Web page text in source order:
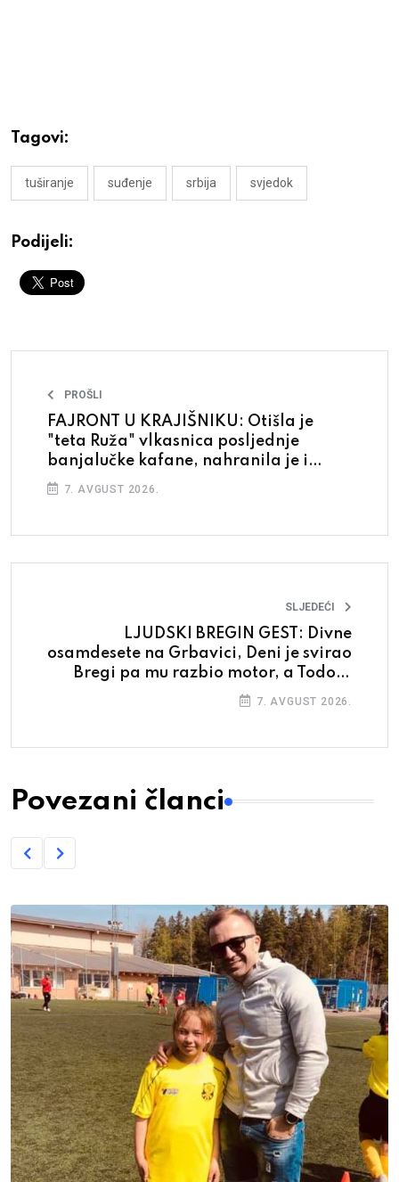
Tagovi:
tuširanje suđenje srbija svjedok
Podijeli:
PROŠLI
FAJRONT U KRAJIŠNIKU: Otišla je
"teta Ruža" vlkasnica posljednje
banjalučke kafane, nahranila je i
napila mnoge generacije
7. AVGUST 2026.
SLJEDEĆI
LJUDSKI BREGIN GEST: Divne
osamdesete na Grbavici, Deni je svirao
Bregi pa mu razbio motor, a Todoru
samo lajsne bile važne
7. AVGUST 2026.
Povezani članci